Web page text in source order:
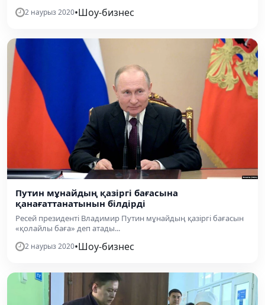
2 наурыз 2020•Шоу-бизнес
Путин мұнайдың қазіргі бағасына
қанағаттанатынын білдірді
Ресей президенті Владимир Путин мұнайдың қазіргі бағасын
«қолайлы баға» деп атады...
2 наурыз 2020•Шоу-бизнес